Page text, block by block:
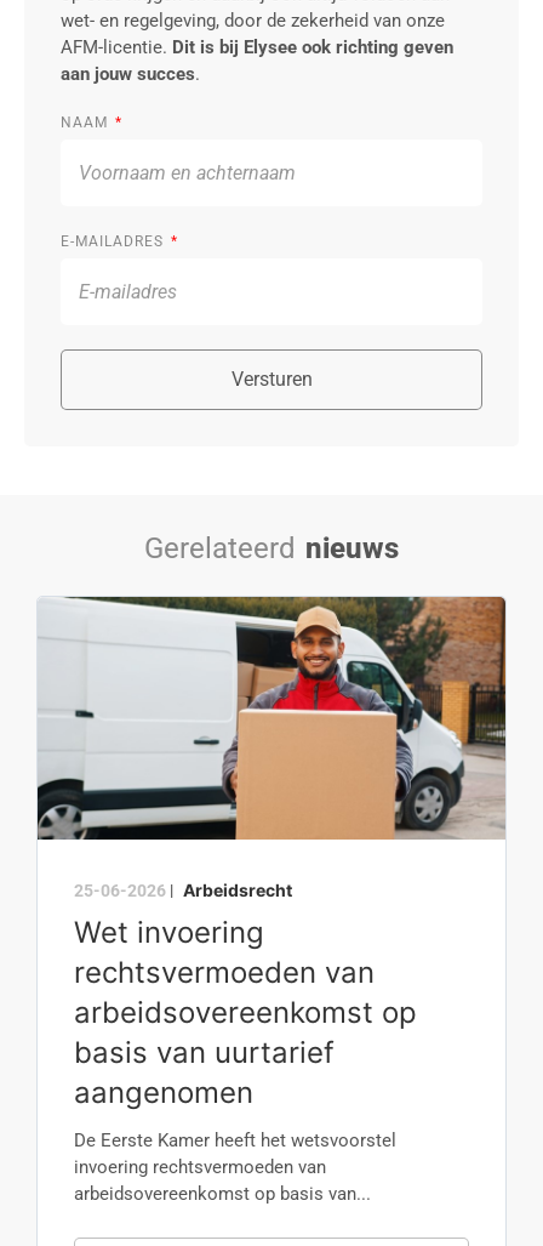
wet- en regelgeving, door de zekerheid van onze
AFM-licentie. Dit is bij Elysee ook richting geven
aan jouw succes.
NAAM
E-MAILADRES
Versturen
Gerelateerd nieuws
25-06-2026 | Arbeidsrecht
Wet invoering
rechtsvermoeden van
arbeidsovereenkomst op
basis van uurtarief
aangenomen
De Eerste Kamer heeft het wetsvoorstel
invoering rechtsvermoeden van
arbeidsovereenkomst op basis van...